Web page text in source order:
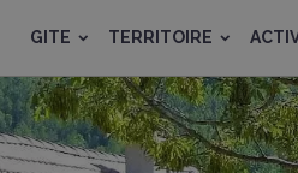
GITE TERRITOIRE